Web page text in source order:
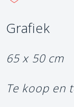
Grafiek
65 x 50 cm
Te koop en